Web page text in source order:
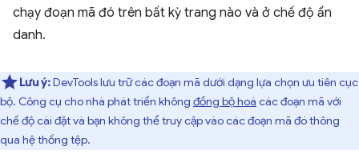
chạy đoạn mã đó trên bất kỳ trang nào và ở chế độ ẩn
danh.
Lưu ý:DevTools lưu trữ các đoạn mã dưới dạng lựa chọn ưu tiên cục
bộ. Công cụ cho nhà phát triển không đồng bộ hoá các đoạn mã với
chế độ cài đặt và bạn không thể truy cập vào các đoạn mã đó thông
qua hệ thống tệp.